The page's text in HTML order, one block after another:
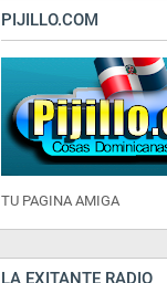
PIJILLO.COM
TU PAGINA AMIGA